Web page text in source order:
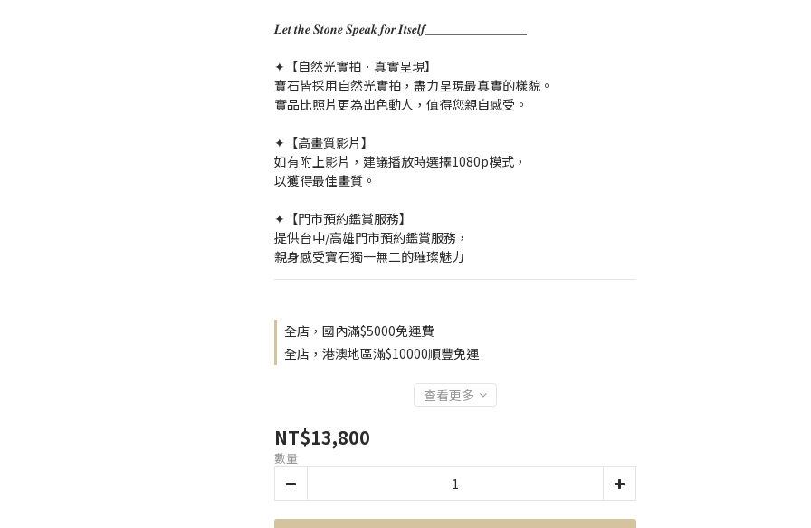
𝑳𝒆𝒕 𝒕𝒉𝒆 𝑺𝒕𝒐𝒏𝒆 𝑺𝒑𝒆𝒂𝒌 𝒇𝒐𝒓 𝑰𝒕𝒔𝒆𝒍𝒇＿＿＿＿＿＿＿＿
✦【自然光實拍．真實呈現】
寶石皆採用自然光實拍，盡力呈現最真實的樣貌。
實品比照片更為出色動人，值得您親自感受。
✦【高畫質影片】
如有附上影片，建議播放時選擇1080p模式，
以獲得最佳畫質。
✦【門市預約鑑賞服務】
提供台中/高雄門市預約鑑賞服務，
親身感受寶石獨一無二的璀璨魅力
全店，國內滿$5000免運費
全店，港澳地區滿$10000順豐免運
查看更多
NT$13,800
數量